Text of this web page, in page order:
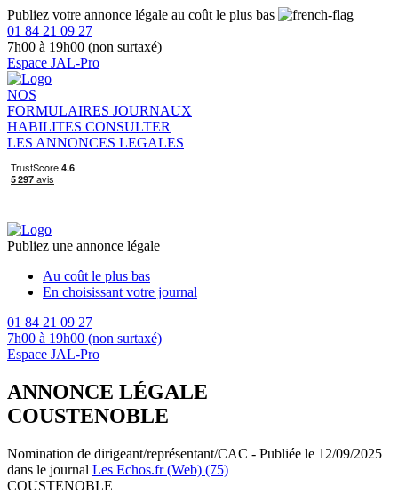
Publiez votre annonce légale au coût le plus bas
01 84 21 09 27
7h00 à 19h00 (non surtaxé)
Espace JAL-Pro
NOS
FORMULAIRES JOURNAUX
HABILITES CONSULTER
LES ANNONCES LEGALES
Publiez une annonce légale
Au coût le plus bas
En choisissant votre journal
01 84 21 09 27
7h00 à 19h00 (non surtaxé)
Espace JAL-Pro
ANNONCE LÉGALE
COUSTENOBLE
Nomination de dirigeant/représentant/CAC - Publiée le 12/09/2025
dans le journal Les Echos.fr (Web) (75)
COUSTENOBLE